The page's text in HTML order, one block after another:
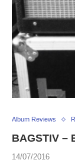
Album Reviews
BAGSTIV –
14/07/2016